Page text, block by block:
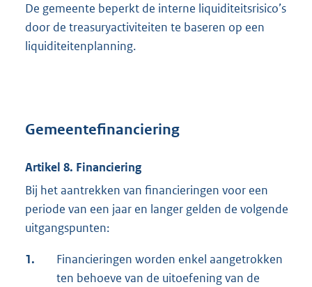
De gemeente beperkt de interne liquiditeitsrisico’s
door de treasuryactiviteiten te baseren op een
liquiditeitenplanning.
Gemeentefinanciering
Artikel 8. Financiering
Bij het aantrekken van financieringen voor een
periode van een jaar en langer gelden de volgende
uitgangspunten:
1.
Financieringen worden enkel aangetrokken
ten behoeve van de uitoefening van de